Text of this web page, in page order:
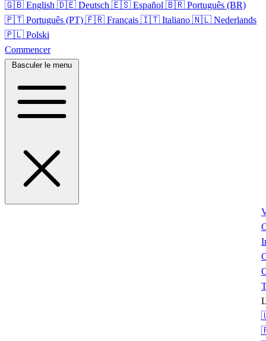
🇬🇧 English 🇩🇪 Deutsch 🇪🇸 Español 🇧🇷 Português (BR)
🇵🇹 Português (PT) 🇫🇷 Français 🇮🇹 Italiano 🇳🇱 Nederlands
🇵🇱 Polski
Commencer
Basculer le menu